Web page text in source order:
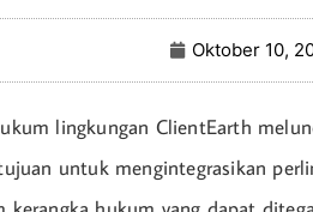
Oktober 10,
lingkungan ClientEarth
untuk mengintegrasikan